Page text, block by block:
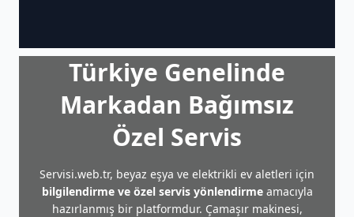
Türkiye Genelinde
Markadan Bağımsız
Özel Servis
Servisi.web.tr, beyaz eşya ve elektrikli ev aletleri için
bilgilendirme ve özel servis yönlendirmeamacıyla
hazırlanmış bir platformdur. Çamaşır makinesi,